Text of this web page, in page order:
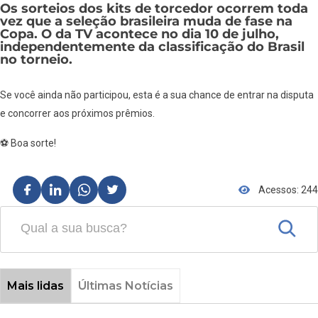
Os sorteios dos kits de torcedor ocorrem toda
vez que a seleção brasileira muda de fase na
Copa. O da TV acontece no dia 10 de julho,
independentemente da classificação do Brasil
no torneio.
Se você ainda não participou, esta é a sua chance de entrar na disputa
e concorrer aos próximos prêmios.
⚽ Boa sorte!
Acessos: 244
Mais lidas Últimas Notícias